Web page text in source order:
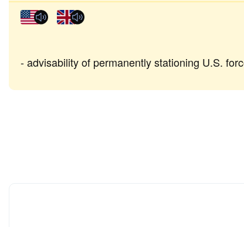
advisability of permanently stationing U.S.